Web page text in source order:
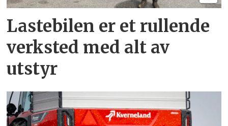
Lastebilen er et rullende
verksted med alt av
utstyr